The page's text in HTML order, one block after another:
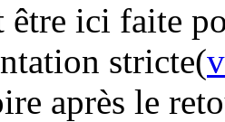
être ici faite
stricte(
après le